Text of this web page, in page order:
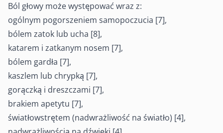
Ból głowy może występować wraz z:
ogólnym pogorszeniem samopoczucia [7],
bólem zatok lub ucha [8],
katarem i zatkanym nosem [7],
bólem gardła [7],
kaszlem lub chrypką [7],
gorączką i dreszczami [7],
brakiem apetytu [7],
światłowstrętem (nadwrażliwość na światło) [4],